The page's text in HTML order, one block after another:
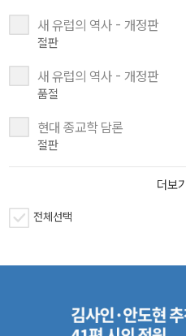
새 유럽의 역사 - 개정판
절판
새 유럽의 역사 - 개정판
품절
현대 종교학 담론
절판
더보기
전체선택